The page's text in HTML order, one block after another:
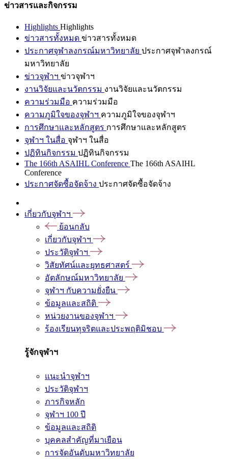
ข่าวสารและกิจกรรม
Highlights Highlights
ข่าวสารทั้งหมด ข่าวสารทั้งหมด
ประกาศจุฬาลงกรณ์มหาวิทยาลัย ประกาศจุฬาลงกรณ์
มหาวิทยาลัย
ข่าวจุฬาฯ ข่าวจุฬาฯ
งานวิจัยและนวัตกรรม งานวิจัยและนวัตกรรม
ความร่วมมือ ความร่วมมือ
ความภูมิใจของจุฬาฯ ความภูมิใจของจุฬาฯ
การศึกษาและหลักสูตร การศึกษาและหลักสูตร
จุฬาฯ ในสื่อ จุฬาฯ ในสื่อ
ปฏิทินกิจกรรม ปฏิทินกิจกรรม
The 166th ASAIHL Conference The 166th ASAIHL
Conference
ประกาศจัดซื้อจัดจ้าง ประกาศจัดซื้อจัดจ้าง
เกี่ยวกับจุฬาฯ
ย้อนกลับ
เกี่ยวกับจุฬาฯ
ประวัติจุฬาฯ
วิสัยทัศน์และยุทธศาสตร์
อัตลักษณ์มหาวิทยาลัย
จุฬาฯ กับความยั่งยืน
ข้อมูลและสถิติ
หน่วยงานของจุฬาฯ
ร้องเรียนทุจริตและประพฤติมิชอบ
รู้จักจุฬาฯ
แนะนำจุฬาฯ
ประวัติจุฬาฯ
ภารกิจหลัก
จุฬาฯ 100 ปี
ข้อมูลและสถิติ
บุคคลสำคัญที่มาเยือน
การจัดอันดับมหาวิทยาลัย